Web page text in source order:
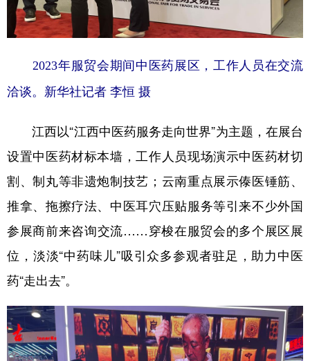
2023年服贸会期间中医药展区，工作人员在交流
洽谈。新华社记者 李恒 摄
江西以“江西中医药服务走向世界”为主题，在展台
设置中医药材标本墙，工作人员现场演示中医药材切
割、制丸等非遗炮制技艺；云南重点展示傣医锤筋、
推拿、拖擦疗法、中医耳穴压贴服务等引来不少外国
参展商前来咨询交流……穿梭在服贸会的多个展区展
位，淡淡“中药味儿”吸引众多参观者驻足，助力中医
药“走出去”。